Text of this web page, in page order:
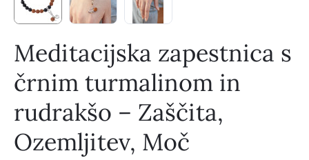
Meditacijska zapestnica s
črnim turmalinom in
rudrakšo – Zaščita,
Ozemljitev, Moč